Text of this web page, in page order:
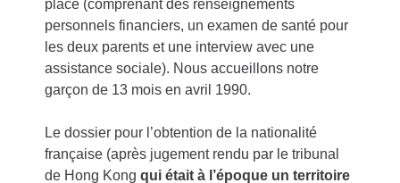
place (comprenant des renseignements
personnels financiers, un examen de santé pour
les deux parents et une interview avec une
assistance sociale). Nous accueillons notre
garçon de 13 mois en avril 1990.
Le dossier pour l’obtention de la nationalité
française (après jugement rendu par le tribunal
de Hong Kongqui était à l’époque un territoire